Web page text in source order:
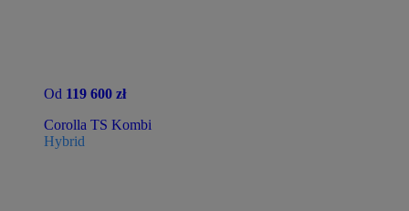
Od 119 600 zł
Corolla TS Kombi
Hybrid